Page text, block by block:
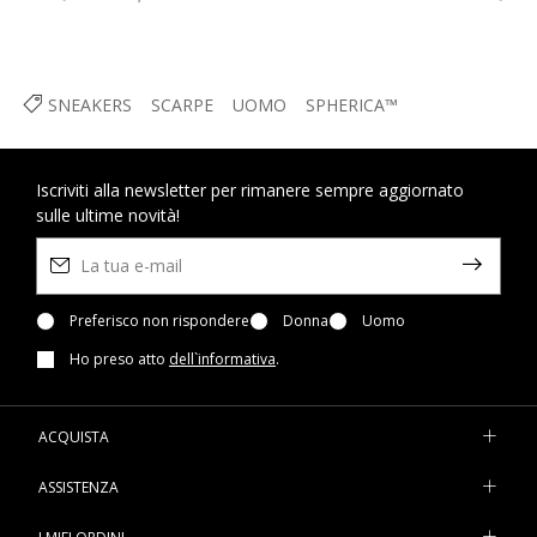
SNEAKERS SCARPE UOMO SPHERICA™
Iscriviti alla newsletter per rimanere sempre aggiornato
sulle ultime novità!
Preferisco non rispondere Donna
Uomo
Ho preso atto dell`informativa.
ACQUISTA
ASSISTENZA